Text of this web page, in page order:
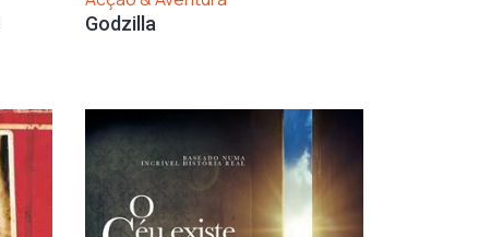
Godzilla